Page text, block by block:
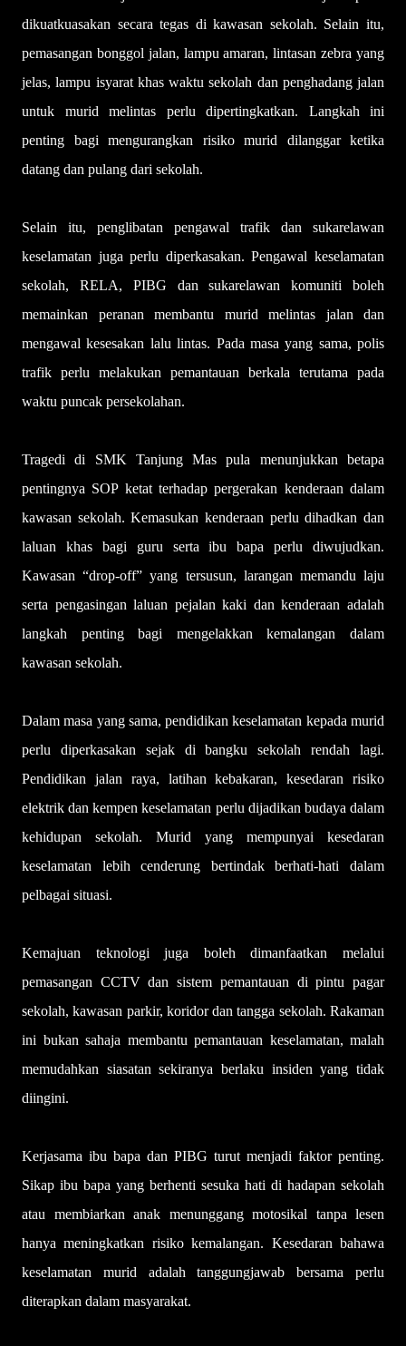
dikuatkuasakan secara tegas di kawasan sekolah. Selain itu,
pemasangan bonggol jalan, lampu amaran, lintasan zebra yang
jelas, lampu isyarat khas waktu sekolah dan penghadang jalan
untuk murid melintas perlu dipertingkatkan. Langkah ini
penting bagi mengurangkan risiko murid dilanggar ketika
datang dan pulang dari sekolah.
Selain itu, penglibatan pengawal trafik dan sukarelawan
keselamatan juga perlu diperkasakan. Pengawal keselamatan
sekolah, RELA, PIBG dan sukarelawan komuniti boleh
memainkan peranan membantu murid melintas jalan dan
mengawal kesesakan lalu lintas. Pada masa yang sama, polis
trafik perlu melakukan pemantauan berkala terutama pada
waktu puncak persekolahan.
Tragedi di SMK Tanjung Mas pula menunjukkan betapa
pentingnya SOP ketat terhadap pergerakan kenderaan dalam
kawasan sekolah. Kemasukan kenderaan perlu dihadkan dan
laluan khas bagi guru serta ibu bapa perlu diwujudkan.
Kawasan “drop-off” yang tersusun, larangan memandu laju
serta pengasingan laluan pejalan kaki dan kenderaan adalah
langkah penting bagi mengelakkan kemalangan dalam
kawasan sekolah.
Dalam masa yang sama, pendidikan keselamatan kepada murid
perlu diperkasakan sejak di bangku sekolah rendah lagi.
Pendidikan jalan raya, latihan kebakaran, kesedaran risiko
elektrik dan kempen keselamatan perlu dijadikan budaya dalam
kehidupan sekolah. Murid yang mempunyai kesedaran
keselamatan lebih cenderung bertindak berhati-hati dalam
pelbagai situasi.
Kemajuan teknologi juga boleh dimanfaatkan melalui
pemasangan CCTV dan sistem pemantauan di pintu pagar
sekolah, kawasan parkir, koridor dan tangga sekolah. Rakaman
ini bukan sahaja membantu pemantauan keselamatan, malah
memudahkan siasatan sekiranya berlaku insiden yang tidak
diingini.
Kerjasama ibu bapa dan PIBG turut menjadi faktor penting.
Sikap ibu bapa yang berhenti sesuka hati di hadapan sekolah
atau membiarkan anak menunggang motosikal tanpa lesen
hanya meningkatkan risiko kemalangan. Kesedaran bahawa
keselamatan murid adalah tanggungjawab bersama perlu
diterapkan dalam masyarakat.